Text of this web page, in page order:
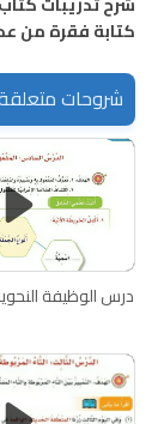
كتابة فقرة من
شروحات
درس الوظيفة